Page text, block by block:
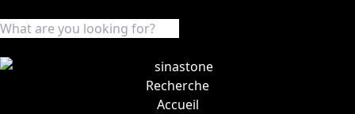
Recherche
Accueil